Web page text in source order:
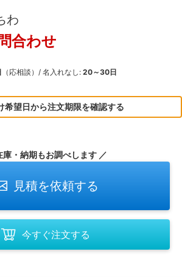
わ
合わせ
（応相談）/ 名入れなし: 20～30日
希望日から注文期限を確認する
庫・納期もお調べします ／
見積を依頼する
今すぐ注文する